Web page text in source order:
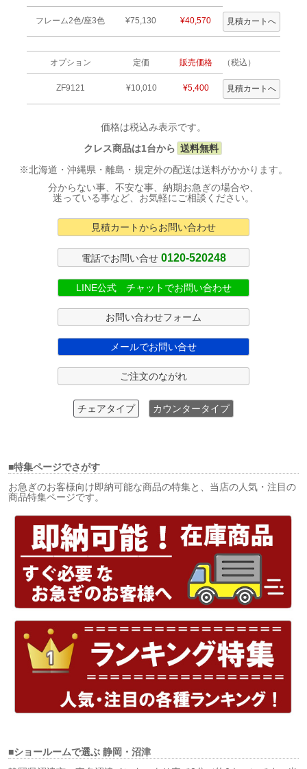
フレーム2色/座3色 ¥75,130 ¥40,570
オプション 定価 販売価格 （税込）
ZF9121 ¥10,010 ¥5,400
価格は税込み表示です。
クレス商品は1台から 送料無料
※北海道・沖縄県・離島・規定外の配送は送料がかかります。
分からない事、不安な事、納期お急ぎの場合や、
迷っている事など、お気軽にご相談ください。
見積カートからお問い合わせ
電話でお問い合せ 0120-520248
LINE公式 チャットでお問い合わせ
お問い合わせフォーム
メールでお問い合せ
ご注文のながれ
チェアタイプ カウンタータイプ
■特集ページでさがす
お急ぎのお客様向け即納可能な商品の特集と、当店の人気・注目の
商品特集ページです。
■ショールームで選ぶ静岡・沼津